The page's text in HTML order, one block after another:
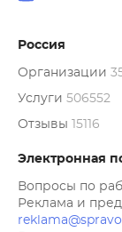
Россия
Организации
Услуги 506552
Отзывы 15116
Электронная
Вопросы по
Реклама и